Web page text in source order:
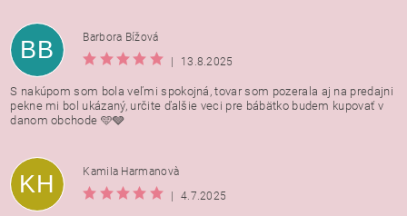
BB
Barbora Bížová
|
13.8.2025
S nakúpom som bola veľmi spokojná, tovar som pozerala aj na predajni
pekne mi bol ukázaný, určite ďalšie veci pre bábätko budem kupovať v
danom obchode 🩵🩶
KH
Kamila Harmanovà
|
4.7.2025